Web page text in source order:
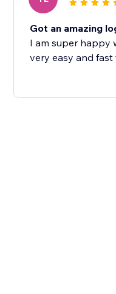
Got an amazing
I am super happy
very easy and fast